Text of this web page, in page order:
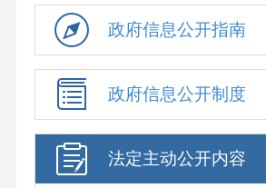
政府信息公开指南
政府信息公开制度
法定主动公开内容